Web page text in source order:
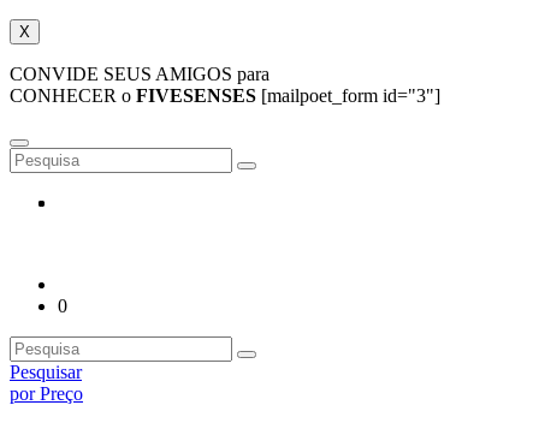
X
CONVIDE SEUS AMIGOS para
CONHECER o FIVESENSES [mailpoet_form id="3"]
0
Pesquisar
por Preço